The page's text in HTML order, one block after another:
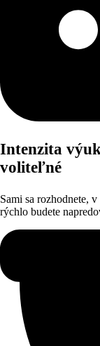
Intenzita
voliteľné
Sami sa rozhodnete,
rýchlo budete